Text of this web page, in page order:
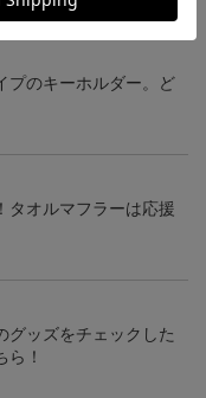
プのキーホルダー。ど
タオルマフラーは応援
グッズをチェックした
ら！